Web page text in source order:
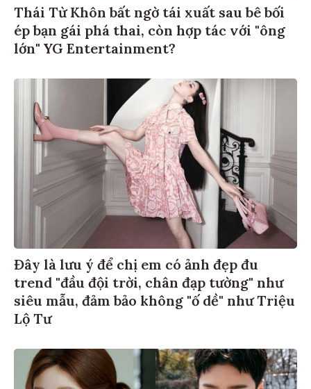
Thái Từ Khôn bất ngờ tái xuất sau bê bối
ép bạn gái phá thai, còn hợp tác với "ông
lớn" YG Entertainment?
Đây là lưu ý để chị em có ảnh đẹp đu
trend "đầu đội trời, chân đạp tường" như
siêu mẫu, đảm bảo không "ố dề" như Triệu
Lộ Tư